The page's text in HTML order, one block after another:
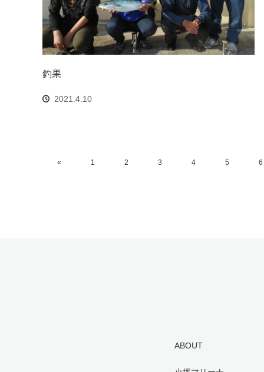
釣果
2021.4.10
« 1 2 3 4 5 6
ABOUT